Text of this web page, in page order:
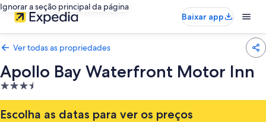
Ignorar a seção principal da página
Baixar app
Ver todas as propriedades
Apollo Bay Waterfront Motor Inn
Propriedade
3.5
estrelas
Escolha as datas para ver os preços